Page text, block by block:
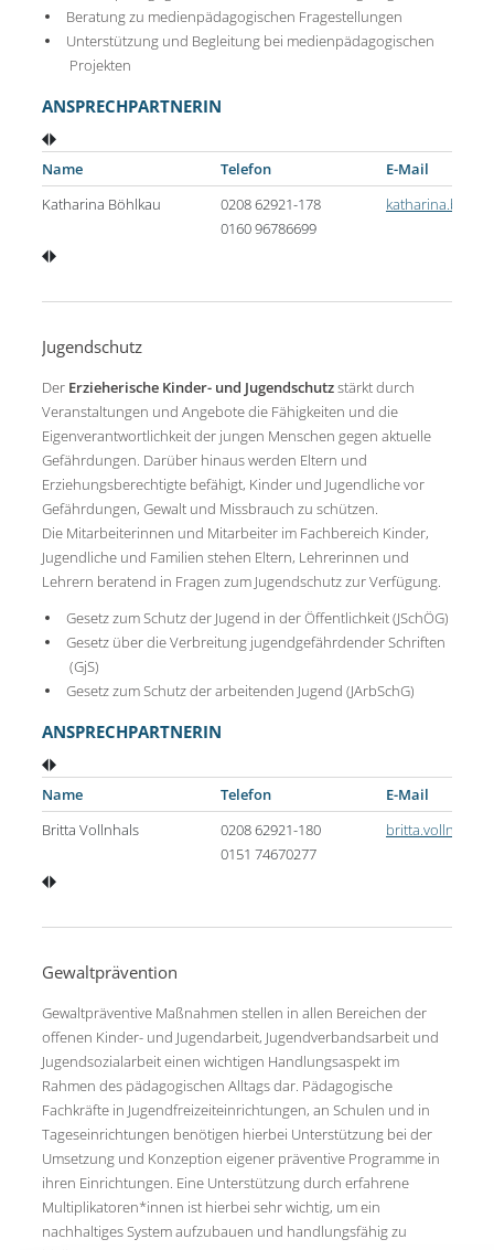
Beratung zu medienpädagogischen Fragestellungen
Unterstützung und Begleitung bei medienpädagogischen
Projekten
ANSPRECHPARTNERIN
Name Telefon
E-Mail
Katharina Böhlkau
0208 62921-178
0160 96786699
Jugendschutz
Der Erzieherische Kinder- und Jugendschutzstärkt durch
Veranstaltungen und Angebote die Fähigkeiten und die
Eigenverantwortlichkeit der jungen Menschen gegen aktuelle
Gefährdungen. Darüber hinaus werden Eltern und
Erziehungsberechtigte befähigt, Kinder und Jugendliche vor
Gefährdungen, Gewalt und Missbrauch zu schützen.
Die Mitarbeiterinnen und Mitarbeiter im Fachbereich Kinder,
Jugendliche und Familien stehen Eltern, Lehrerinnen und
Lehrern beratend in Fragen zum Jugendschutz zur Verfügung.
Gesetz zum Schutz der Jugend in der Öffentlichkeit (JSchÖG)
Gesetz über die Verbreitung jugendgefährdender Schriften
(GjS)
Gesetz zum Schutz der arbeitenden Jugend (JArbSchG)
ANSPRECHPARTNERIN
Name Telefon
E-Mail
Britta Vollnhals
0208 62921-180
0151 74670277
Gewaltprävention
Gewaltpräventive Maßnahmen stellen in allen Bereichen der
offenen Kinder- und Jugendarbeit, Jugendverbandsarbeit und
Jugendsozialarbeit einen wichtigen Handlungsaspekt im
Rahmen des pädagogischen Alltags dar. Pädagogische
Fachkräfte in Jugendfreizeiteinrichtungen, an Schulen und in
Tageseinrichtungen benötigen hierbei Unterstützung bei der
Umsetzung und Konzeption eigener präventive Programme in
ihren Einrichtungen. Eine Unterstützung durch erfahrene
Multiplikatoren*innen ist hierbei sehr wichtig, um ein
nachhaltiges System aufzubauen und handlungsfähig zu